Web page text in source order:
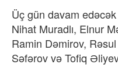
Üç gün davam
Nihat Muradlı, Elnur
Ramin Dəmirov,
Səfərov və ⁠Tofiq